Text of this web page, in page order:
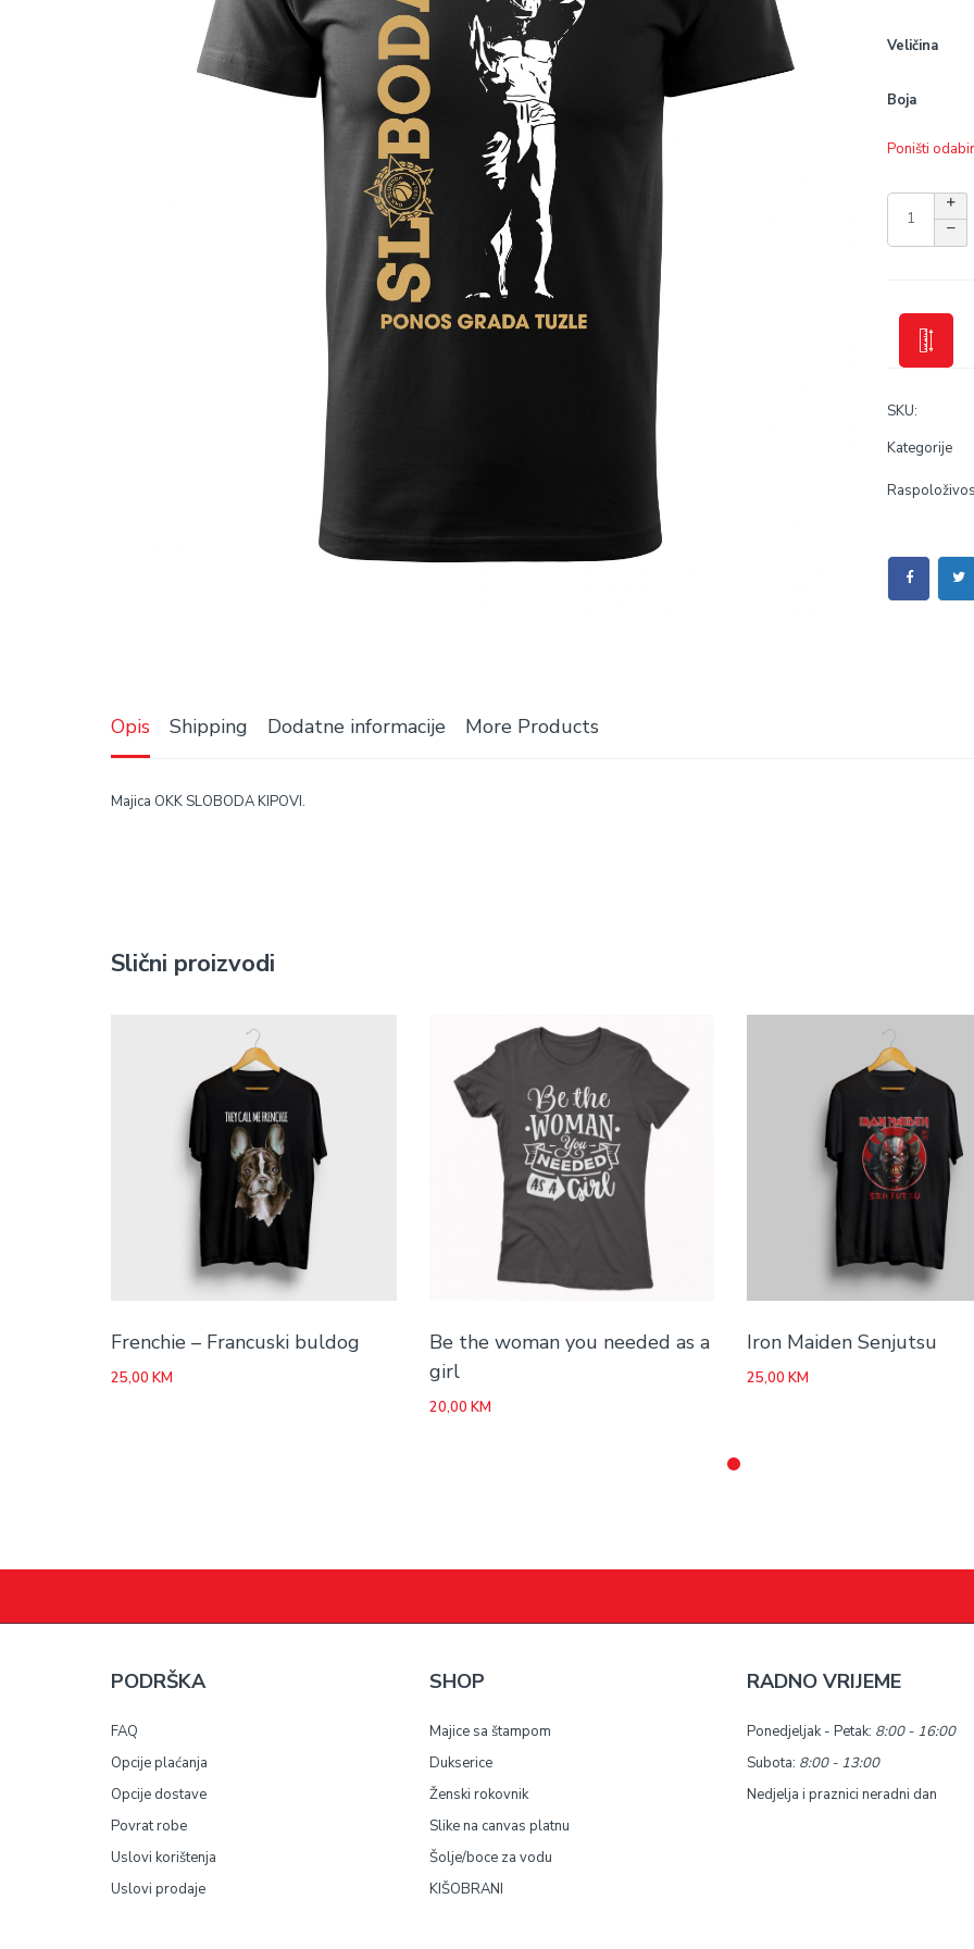
Veličina
Boja
Poništi odabir
SKU:
Kategorije
Opis Shipping Dodatne informacije More Products
Majica OKK SLOBODA KIPOVI.
Slični proizvodi
Frenchie – Francuski buldog
25,00 KM
Be the woman you needed as a
girl
20,00 KM
Iron Maiden Senjutsu
25,00 KM
PODRŠKA
FAQ
Opcije plaćanja
Opcije dostave
Povrat robe
Uslovi korištenja
Uslovi prodaje
SHOP
Majice sa štampom
Dukserice
Ženski rokovnik
Slike na canvas platnu
Šolje/boce za vodu
KIŠOBRANI
RADNO VRIJEME
Ponedjeljak - Petak: 8:00 - 16:00
Subota: 8:00 - 13:00
Nedjelja i praznici neradni dan